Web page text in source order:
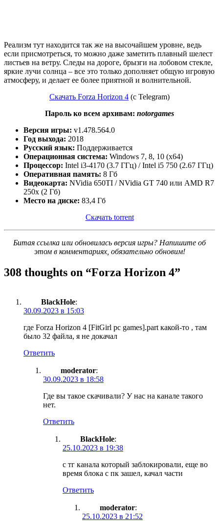
Реализм тут находится так же на высочайшем уровне, ведь
если присмотреться, то можно даже заметить плавный шелест
листьев на ветру. Следы на дороге, брызги на лобовом стекле,
яркие лучи солнца – все это только дополняет общую игровую
атмосферу, и делает ее более приятной и волнительной.
Скачать Forza Horizon 4 (с Telegram)
Пароль ко всем архивам: notorgames
Версия игры: v1.478.564.0
Год выхода: 2018
Русский язык: Поддерживается
Операционная система: Windows 7, 8, 10 (x64)
Процессор: Intel i3-4170 (3.7 ГГц) / Intel i5 750 (2.67 ГГц)
Оперативная память: 8 Гб
Видеокарта: NVidia 650TI / NVidia GT 740 или AMD R7
250x (2 Гб)
Место на диске: 83,4 Гб
Скачать torrent
Битая ссылка или обновилась версия игры? Напишите об
этом в комментариях, обязательно обновим!
308 thoughts on “Forza Horizon 4”
BlackHole:
30.09.2023 в 15:03
где Forza Horizon 4 [FitGirl pc games].part какой-то , там
было 32 файла, я не докачал
Ответить
moderator:
30.09.2023 в 18:58
Где вы такое скачивали? У нас на канале такого
нет.
Ответить
BlackHole:
25.10.2023 в 19:38
с тг канала который заблокировали, еще во
время блока с пк зашел, качал части
Ответить
moderator:
25.10.2023 в 21:52